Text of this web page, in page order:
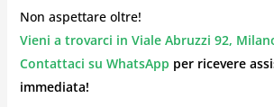
Non aspettare oltre!
Vieni a trovarci in Viale Abruzzi 92,
Contattaci su WhatsApp per ricevere
immediata!